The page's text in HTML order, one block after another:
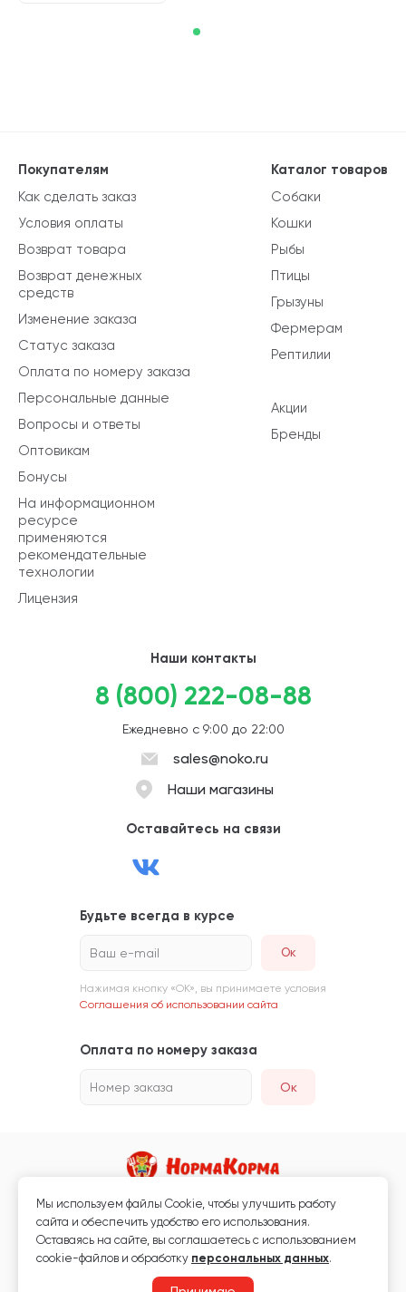
Каталог товаров
Собаки
Кошки
Рыбы
Птицы
Грызуны
Фермерам
Рептилии
Акции
Бренды
Покупателям
Как сделать заказ
Условия оплаты
Возврат товара
Возврат денежных
средств
Изменение заказа
Статус заказа
Оплата по номеру заказа
Персональные данные
Вопросы и ответы
Оптовикам
Бонусы
На информационном
ресурсе
применяются
рекомендательные
технологии
Лицензия
Наши контакты
8 (800) 222-08-88
Ежедневно с 9:00 до 22:00
sales@noko.ru
Наши магазины
Оставайтесь на связи
Будьте всегда в курсе
Ваш e-mail
Нажимая кнопку «ОК», вы принимаете условия
Соглашения об использовании сайта
Оплата по номеру заказа
Номер заказа Ок
Магазин кормов для животных и ветаптека
Любая информация, размещённая на сайте, не является публичной
офертой.
Мы используем файлы Сookie, чтобы улучшить работу
сайта и обеспечить удобство его использования.
Оставаясь на сайте, вы соглашаетесь с использованием
cookie-файлов и обработку персональных данных.